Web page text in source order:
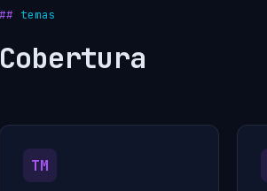
temas
Cobertura
TM